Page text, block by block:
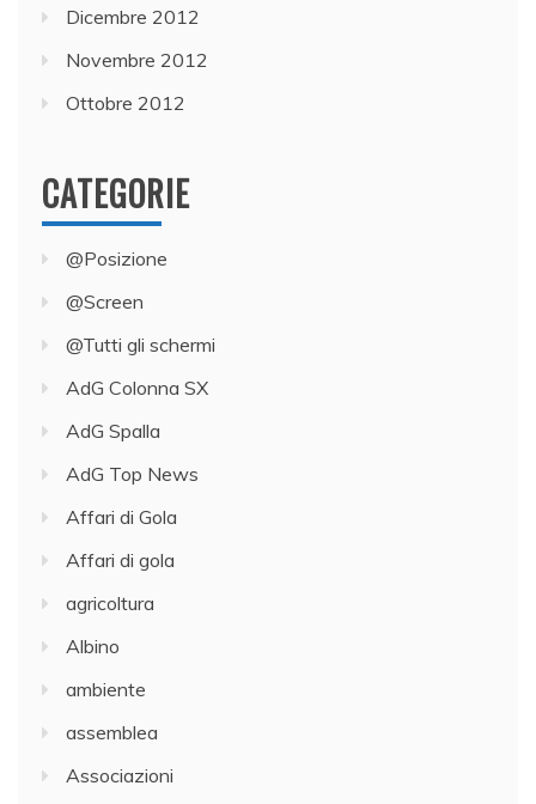
Dicembre 2012
Novembre 2012
Ottobre 2012
CATEGORIE
@Posizione
@Screen
@Tutti gli schermi
AdG Colonna SX
AdG Spalla
AdG Top News
Affari di Gola
Affari di gola
agricoltura
Albino
ambiente
assemblea
Associazioni